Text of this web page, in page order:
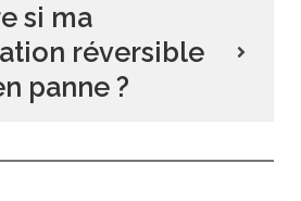
si ma
réversible
panne ?